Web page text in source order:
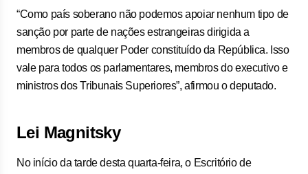
“Como país soberano não podemos apoiar nenhum tipo de
sanção por parte de nações estrangeiras dirigida a
membros de qualquer Poder constituído da República. Isso
vale para todos os parlamentares, membros do executivo e
ministros dos Tribunais Superiores”, afirmou o deputado.
Lei Magnitsky
No início da tarde desta quarta-feira, o Escritório de